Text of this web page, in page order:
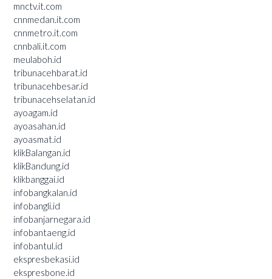
mnctv.it.com
cnnmedan.it.com
cnnmetro.it.com
cnnbali.it.com
meulaboh.id
tribunacehbarat.id
tribunacehbesar.id
tribunacehselatan.id
ayoagam.id
ayoasahan.id
ayoasmat.id
klikBalangan.id
klikBandung.id
klikbanggai.id
infobangkalan.id
infobangli.id
infobanjarnegara.id
infobantaeng.id
infobantul.id
ekspresbekasi.id
ekspresbone.id